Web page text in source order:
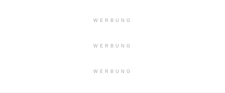
WERBUNG
WERBUNG
WERBUNG